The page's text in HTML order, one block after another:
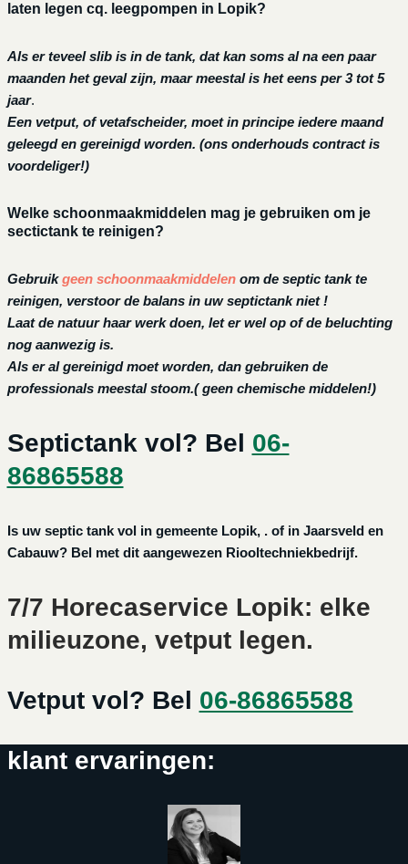
laten legen cq. leegpompen in Lopik?
Als er teveel slib is in de tank, dat kan soms al na een paar
maanden het geval zijn, maar meestal is het eens per 3 tot 5
jaar.
Een vetput, of vetafscheider, moet in principe iedere maand
geleegd en gereinigd worden. (ons onderhouds contract is
voordeliger!)
Welke schoonmaakmiddelen mag je gebruiken om je
sectictank te reinigen?
Gebruikgeen schoonmaakmiddelen om de septic tank te
reinigen, verstoor de balans in uw septictank niet !
Laat de natuur haar werk doen, let er wel op of de beluchting
nog aanwezig is.
Als er al gereinigd moet worden, dan gebruiken de
professionals meestal stoom.( geen chemische middelen!)
Septictank vol? Bel 06-
86865588
Is uw septic tank vol in gemeente Lopik, . of in Jaarsveld en
Cabauw? Bel met dit aangewezen Riooltechniekbedrijf.
7/7 Horecaservice Lopik: elke
milieuzone, vetput legen.
Vetput vol? Bel 06-86865588
klant ervaringen: